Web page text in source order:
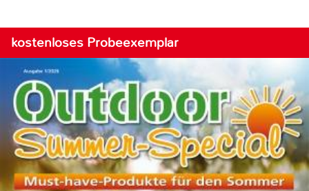
kostenloses Probeexemplar